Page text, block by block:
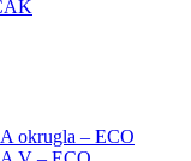
okrugla – ECO